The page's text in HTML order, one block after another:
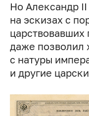
Но Александр
на эскизах с
даже позволил
с натуры
и другие